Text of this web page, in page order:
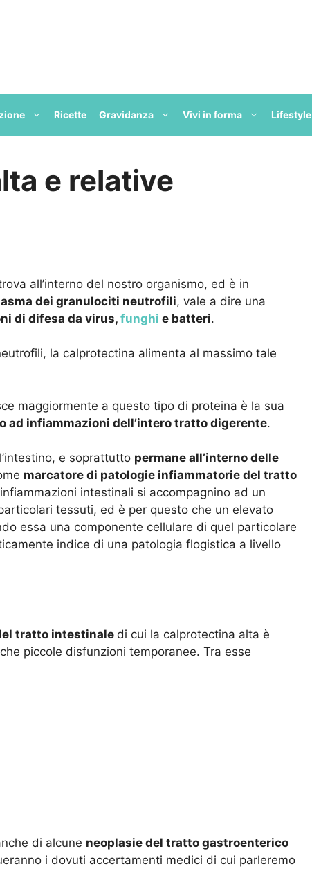
Ricette Gravidanza Vivi in forma Lifestyle
e relative
all’interno del nostro organismo, ed è in
dei granulociti neutrofili, vale a dire una
di difesa da virus, funghi e batteri.
la calprotectina alimenta al massimo tale
maggiormente a questo tipo di proteina è la sua
ad infiammazioni dell’intero tratto digerente.
e soprattutto permane all’interno delle
marcatore di patologie infiammatorie del tratto
intestinali si accompagnino ad un
tessuti, ed è per questo che un elevato
essa una componente cellulare di quel particolare
indice di una patologia flogistica a livello
tratto intestinale di cui la calprotectina alta è
piccole disfunzioni temporanee. Tra esse
di alcune neoplasie del tratto gastroenterico
i dovuti accertamenti medici di cui parleremo